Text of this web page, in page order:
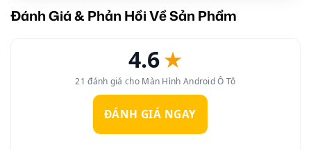
Đánh Giá & Phản Hồi Về Sản Phẩm
4.6★
21 đánh giá cho Màn Hình Android Ô Tô
ĐÁNH GIÁ NGAY